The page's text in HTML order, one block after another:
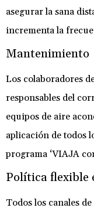
asegurar la sana
incrementa la
Mantenimiento
Los colaboradores
responsables del
equipos de aire
aplicación de todos
programa ‘VIAJA
Política flexible
Todos los canales